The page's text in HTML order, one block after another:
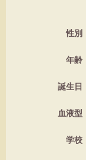
性別
年齢
誕生日
血液型
学校